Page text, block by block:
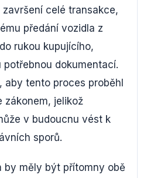
celé transakce,
předání vozidla z
rukou kupujícího,
dokumentací.
aby tento proces proběhl
zákonem, jelikož
v budoucnu vést k
sporů.
by měly být přítomny obě